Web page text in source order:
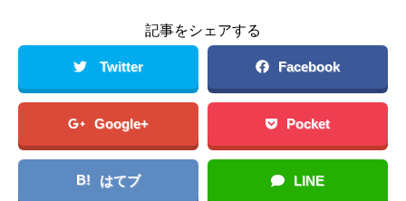
記事をシェアする
Twitter Facebook
Google+ Pocket
B! はてブ LINE